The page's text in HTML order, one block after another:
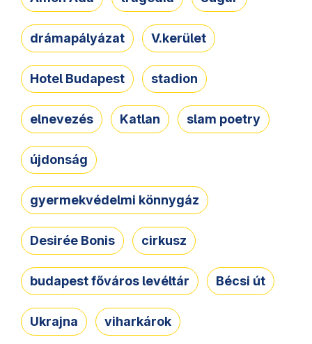
drámapályázat V.kerület
Hotel Budapest stadion
elnevezés Katlan slam poetry
újdonság
gyermekvédelmi könnygáz
Desirée Bonis cirkusz
budapest főváros levéltár Bécsi út
Ukrajna viharkárok